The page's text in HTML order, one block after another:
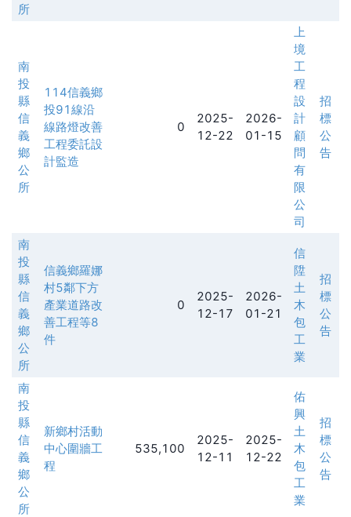
所
南
投
縣
信
義
鄉
公
所
114信義鄉
投91線沿
線路燈改善
工程委託設
計監造
0
2025-
12-22
2026-
01-15
上
境
工
程
設
計
顧
問
有
限
公
司
招
標
公
告
南
投
縣
信
義
鄉
公
所
信義鄉羅娜
村5鄰下方
產業道路改
善工程等8
件
0
2025-
12-17
2026-
01-21
信
陞
土
木
包
工
業
招
標
公
告
南
投
縣
信
義
鄉
公
所
新鄉村活動
中心圍牆工
程
535,100
2025-
12-11
2025-
12-22
佑
興
土
木
包
工
業
招
標
公
告